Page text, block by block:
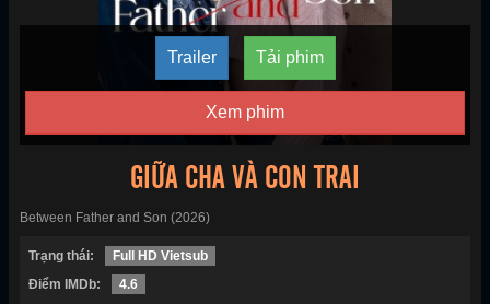
Trailer Tải phim
Xem phim
GIỮA CHA VÀ CON TRAI
Between Father and Son (2026)
Trạng thái:
Full HD Vietsub
Điểm IMDb:
4.6